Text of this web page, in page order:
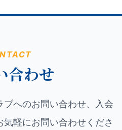
合わせ
へのお問い合わせ、入会
軽にお問い合わせくださ